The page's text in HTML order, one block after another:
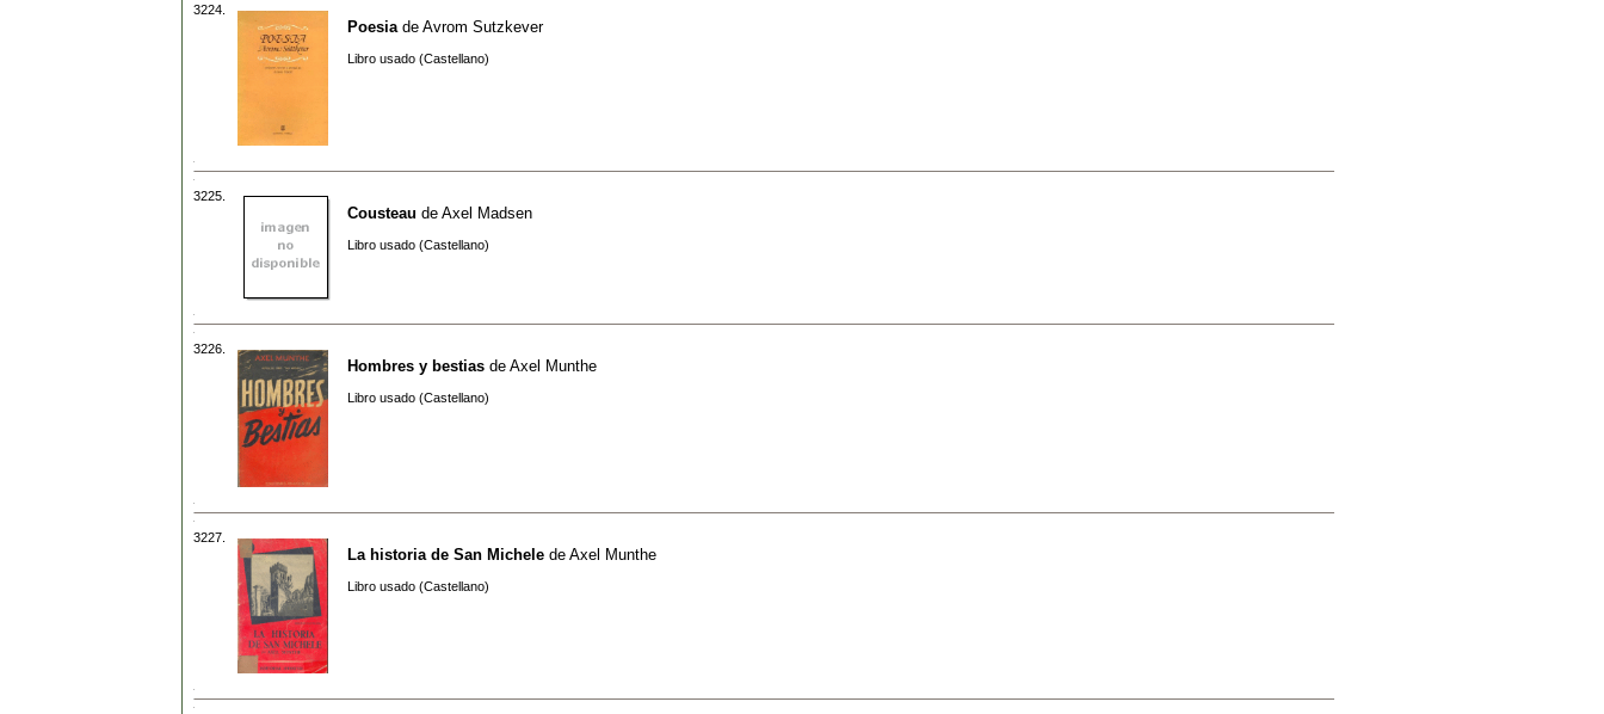
3224.
Poesia de Avrom Sutzkever
Libro usado (Castellano)
3225.
Cousteau de Axel Madsen
Libro usado (Castellano)
3226.
Hombres y bestias de Axel Munthe
Libro usado (Castellano)
3227.
La historia de San Michele de Axel Munthe
Libro usado (Castellano)